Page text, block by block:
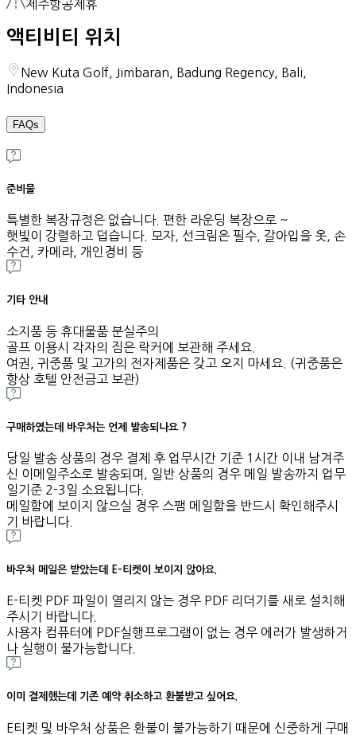
제주항공제휴
액티비티 위치
New Kuta Golf, Jimbaran, Badung Regency, Bali,
Indonesia
FAQs
준비물
특별한 복장규정은 없습니다. 편한 라운딩 복장으로 ~
햇빛이 강렬하고 덥습니다. 모자, 선크림은 필수, 갈아입을 옷, 손
수건, 카메라, 개인경비 등
기타 안내
소지품 등 휴대물품 분실주의
골프 이용시 각자의 짐은 락커에 보관해 주세요.
여권, 귀중품 및 고가의 전자제품은 갖고 오지 마세요. (귀중품은
항상 호텔 안전금고 보관)
구매하였는데 바우처는 언제 발송되나요 ?
당일 발송 상품의 경우 결제 후 업무시간 기준 1시간 이내 남겨주
신 이메일주소로 발송되며, 일반 상품의 경우 메일 발송까지 업무
일기준 2-3일 소요됩니다.
메일함에 보이지 않으실 경우 스팸 메일함을 반드시 확인해주시
기 바랍니다.
바우처 메일은 받았는데 E-티켓이 보이지 않아요.
E-티켓 PDF 파일이 열리지 않는 경우 PDF 리더기를 새로 설치해
주시기 바랍니다.
사용자 컴퓨터에 PDF실행프로그램이 없는 경우 에러가 발생하거
나 실행이 불가능합니다.
이미 결제했는데 기존 예약 취소하고 환불받고 싶어요.
E티켓 및 바우처 상품은 환불이 불가능하기 때문에 신중하게 구매